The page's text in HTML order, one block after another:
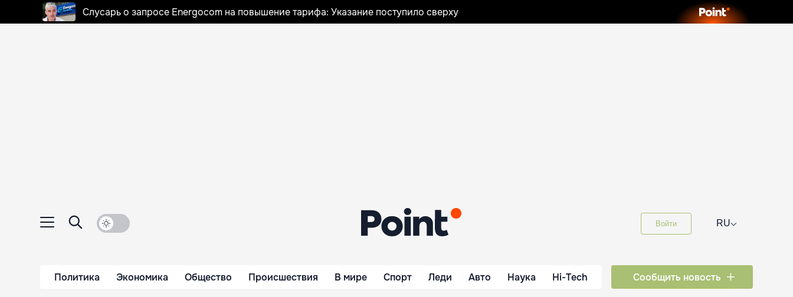
Слусарь о запросе Energocom на повышение тарифа: Указание поступило сверху
Войти RU⌵
Политика Экономика Общество Происшествия В мире Спорт Леди Авто Наука Hi-Tech Сообщить новость